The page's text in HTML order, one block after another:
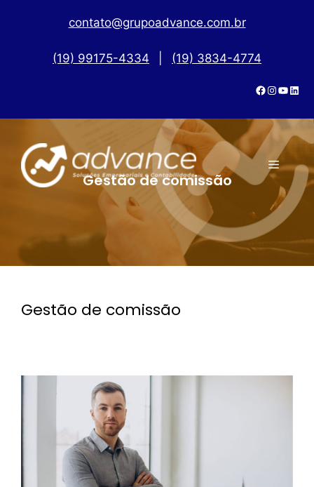
contato@grupoadvance.com.br
(19) 99175-4334 (19) 3834-4774
Gestão de comissão
Gestão de comissão